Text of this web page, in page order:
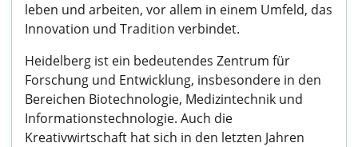
leben und arbeiten, vor allem in einem Umfeld, das
Innovation und Tradition verbindet.
Heidelberg ist ein bedeutendes Zentrum für
Forschung und Entwicklung, insbesondere in den
Bereichen Biotechnologie, Medizintechnik und
Informationstechnologie. Auch die
Kreativwirtschaft hat sich in den letzten Jahren